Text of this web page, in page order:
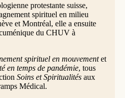
protestante suisse,
spirituel en milieu
et Montréal, elle a ensuite
du CHUV à
spirituel en mouvementet
en temps de pandémie, tous
Soins et Spiritualitésaux
Médical.